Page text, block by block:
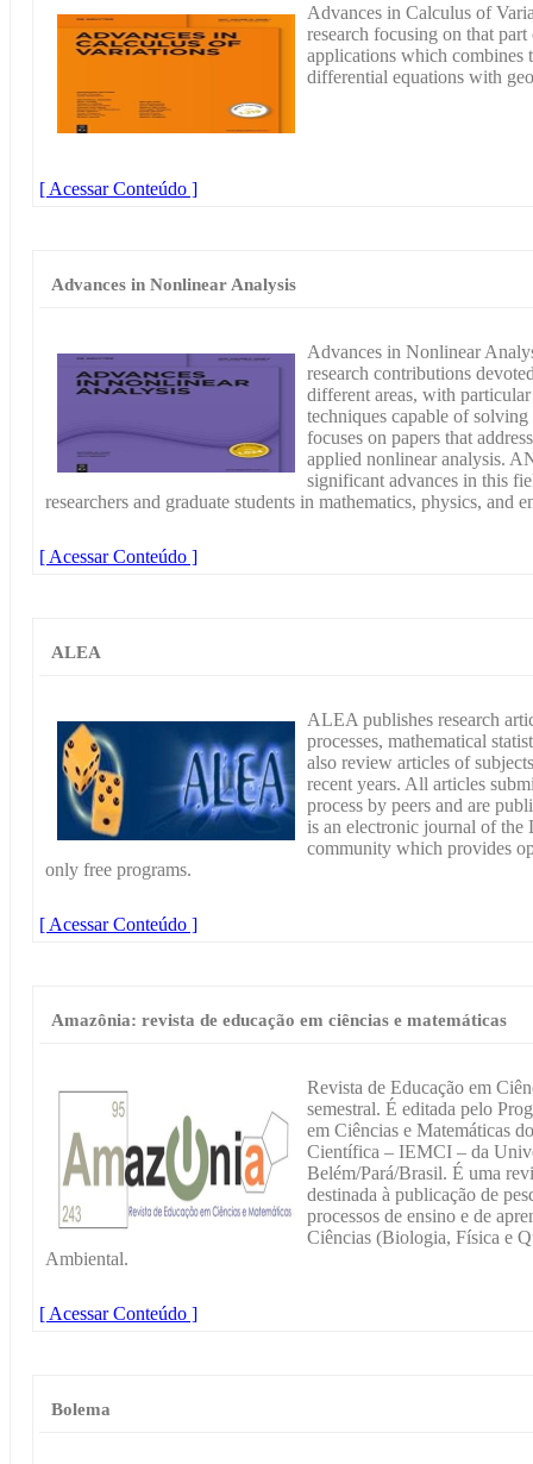
Advances in Calculus of
research focusing on that
applications which combines
differential equations with
[ Acessar Conteúdo ]
Advances in Nonlinear Analysis
Advances in Nonlinear
research contributions
different areas, with
techniques capable of
focuses on papers that
applied nonlinear analysis.
significant advances in this
researchers and graduate students in mathematics, physics, and
[ Acessar Conteúdo ]
ALEA
ALEA publishes research
processes, mathematical
also review articles of
recent years. All articles
process by peers and are
is an electronic journal of the
community which provides
only free programs.
[ Acessar Conteúdo ]
Amazônia: revista de educação em ciências e matemáticas
Revista de Educação em
semestral. É editada pelo
em Ciências e Matemáticas
Científica – IEMCI – da
Belém/Pará/Brasil. É uma
destinada à publicação de
processos de ensino e de
Ciências (Biologia, Física e
Ambiental.
[ Acessar Conteúdo ]
Bolema